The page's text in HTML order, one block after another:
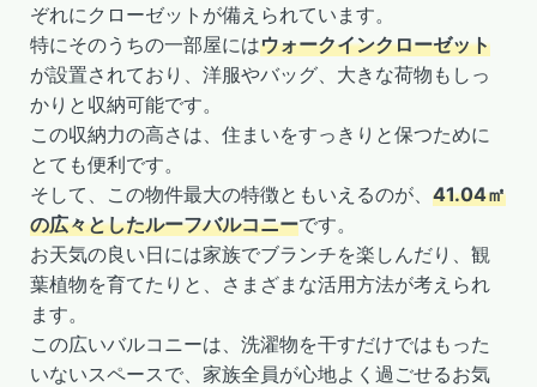
ぞれにクローゼットが備えられています。
特にそのうちの一部屋にはウォークインクローゼット
が設置されており、洋服やバッグ、大きな荷物もしっ
かりと収納可能です。
この収納力の高さは、住まいをすっきりと保つために
とても便利です。
そして、この物件最大の特徴ともいえるのが、 41.04㎡
の広々としたルーフバルコニーです。
お天気の良い日には家族でブランチを楽しんだり、観
葉植物を育てたりと、さまざまな活用方法が考えられ
ます。
この広いバルコニーは、洗濯物を干すだけではもった
いないスペースで、家族全員が心地よく過ごせるお気